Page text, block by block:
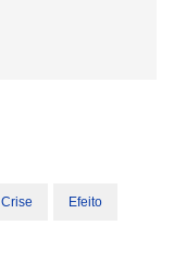
Crise Efeito